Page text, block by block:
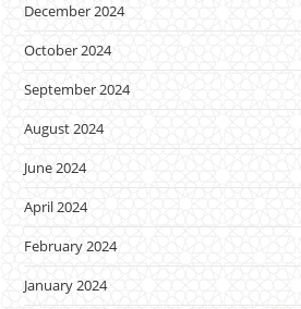
December 2024
October 2024
September 2024
August 2024
June 2024
April 2024
February 2024
January 2024